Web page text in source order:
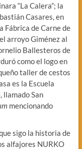
“La Calera”; la
Casares, en
Fábrica de Carne de
arroyo Giménez al
Ballesteros de
como el logo en
taller de cestos
es la Escuela
llamado San
mencionando
sigo la historia de
alfajores NURKO